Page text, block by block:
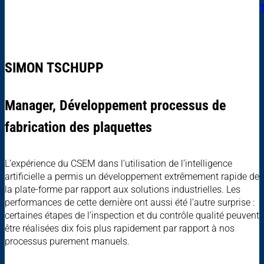
SIMON TSCHUPP
Manager, Développement processus de
fabrication des plaquettes
L’expérience du CSEM dans l’utilisation de l’intelligence
artificielle a permis un développement extrêmement rapide de
la plate-forme par rapport aux solutions industrielles. Les
performances de cette dernière ont aussi été l’autre surprise :
certaines étapes de l’inspection et du contrôle qualité peuvent
être réalisées dix fois plus rapidement par rapport à nos
processus purement manuels.